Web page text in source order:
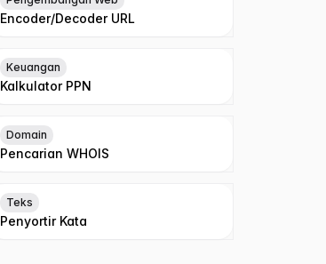
Encoder/Decoder URL
Keuangan
Kalkulator PPN
Domain
Pencarian WHOIS
Teks
Penyortir Kata